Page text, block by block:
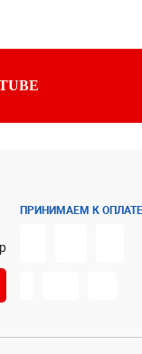
ПРИНИМАЕМ К ОПЛАТЕ